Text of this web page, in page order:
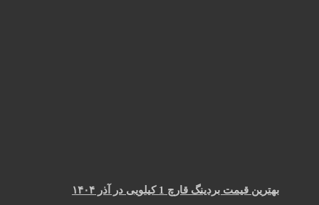
بهترین قیمت بردینگ قارچ 1 کیلویی در آذر ۱۴۰۴